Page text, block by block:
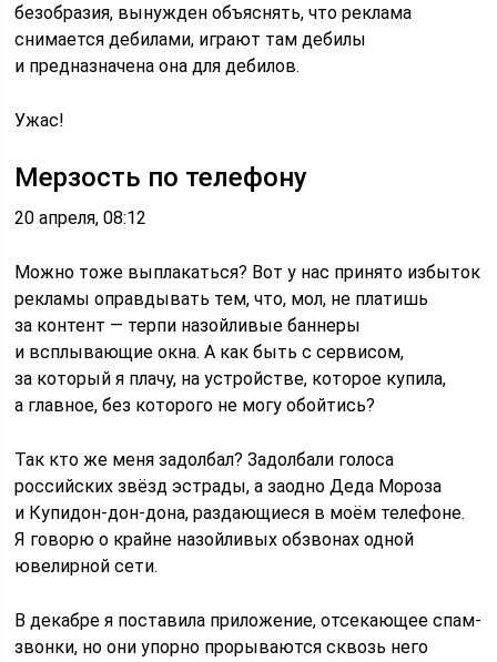
безобразия, вынужден объяснять, что реклама
снимается дебилами, играют там дебилы
и предназначена она для дебилов.
Ужас!
Мерзость по телефону
20 апреля, 08:12
Можно тоже выплакаться? Вот у нас принято избыток
рекламы оправдывать тем, что, мол, не платишь
за контент — терпи назойливые баннеры
и всплывающие окна. А как быть с сервисом,
за который я плачу, на устройстве, которое купила,
а главное, без которого не могу обойтись?
Так кто же меня задолбал? Задолбали голоса
российских звёзд эстрады, а заодно Деда Мороза
и Купидон-дон-дона, раздающиеся в моём телефоне.
Я говорю о крайне назойливых обзвонах одной
ювелирной сети.
В декабре я поставила приложение, отсекающее спам-
звонки, но они упорно прорываются сквозь него